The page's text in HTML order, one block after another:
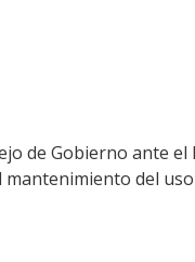
de Gobierno ante el
del